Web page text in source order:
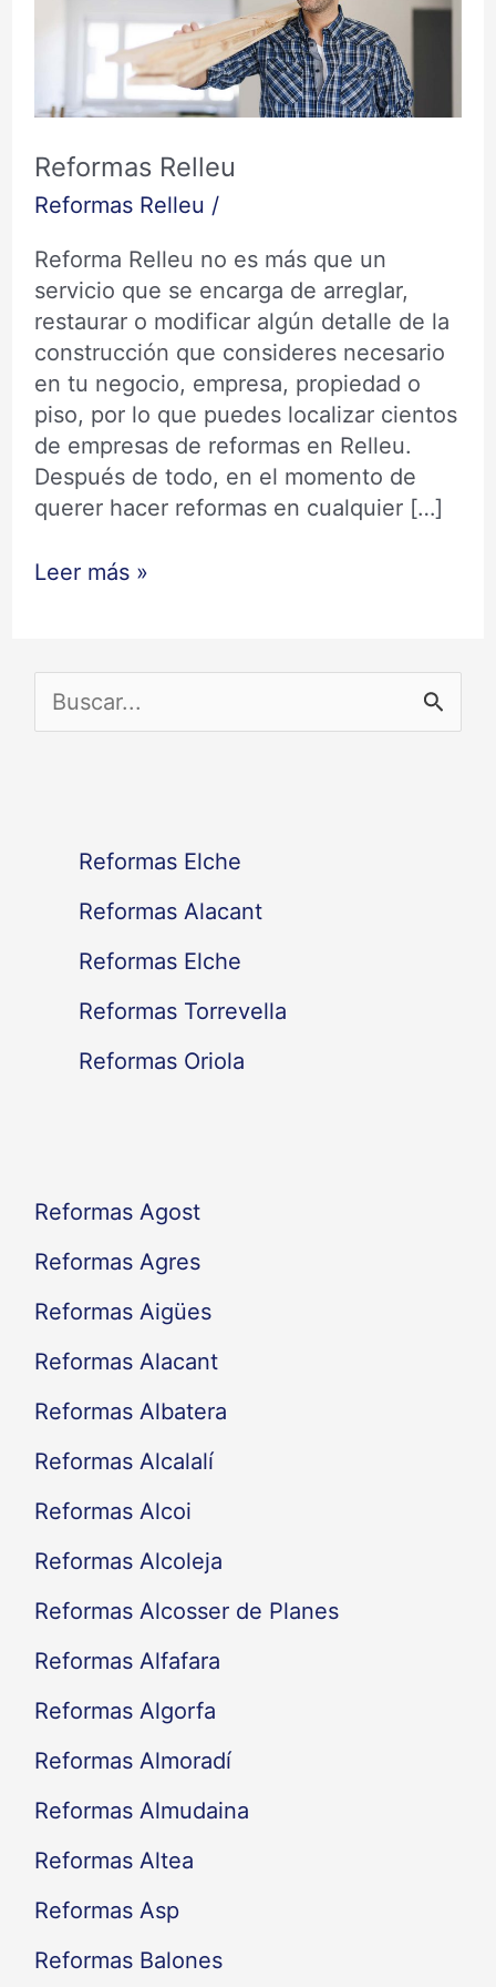
Reformas Relleu
Reformas Relleu /
Reforma Relleu no es más que un
servicio que se encarga de arreglar,
restaurar o modificar algún detalle de la
construcción que consideres necesario
en tu negocio, empresa, propiedad o
piso, por lo que puedes localizar cientos
de empresas de reformas en Relleu.
Después de todo, en el momento de
querer hacer reformas en cualquier […]
Leer más »
Reformas Elche
Reformas Alacant
Reformas Elche
Reformas Torrevella
Reformas Oriola
Reformas Agost
Reformas Agres
Reformas Aigües
Reformas Alacant
Reformas Albatera
Reformas Alcalalí
Reformas Alcoi
Reformas Alcoleja
Reformas Alcosser de Planes
Reformas Alfafara
Reformas Algorfa
Reformas Almoradí
Reformas Almudaina
Reformas Altea
Reformas Asp
Reformas Balones